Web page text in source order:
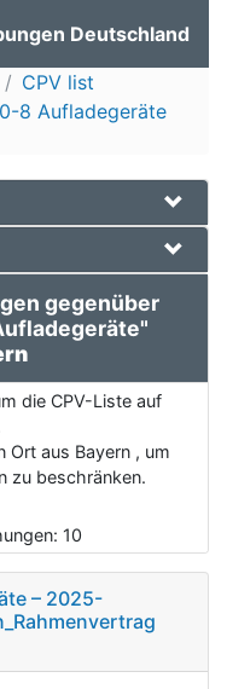
Deutschland
CPV list
8 Aufladegeräte
gegenüber
die CPV-Liste auf
Ort aus Bayern , um
zu beschränken.
10
– 2025-